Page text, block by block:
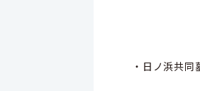
総面
区画
・日ノ浜共